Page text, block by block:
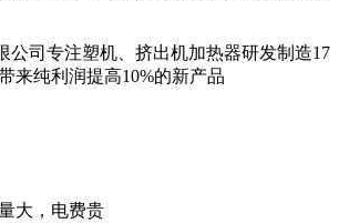
公司专注塑机、挤出机加热器研发制造17
来纯利润提高10%的新产品
大，电费贵